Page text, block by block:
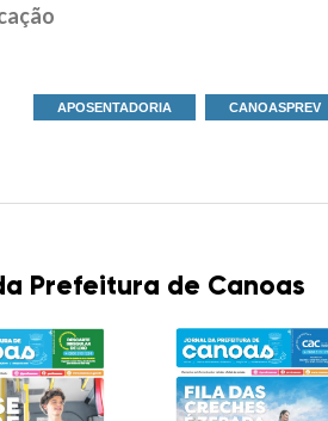
APOSENTADORIA CANOASPREV
Prefeitura de Canoas